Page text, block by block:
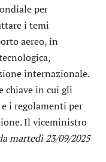
per
i temi
aereo, in
internazionale.
chiave in cui gli
i regolamenti per
Il viceministro
martedì 23/09/2025